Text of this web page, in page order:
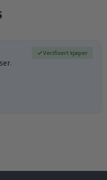
Verifisert kjøper